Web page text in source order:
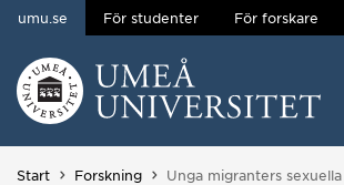
Hoppa direkt till innehållet
umu.se För studenter För forskare
Huvudmenyn dold.
Start Forskning Du är här:
Unga migranters